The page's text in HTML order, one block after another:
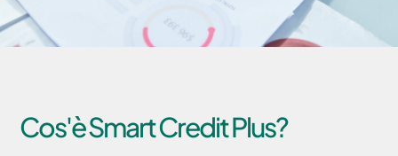
Cos'è Smart Credit Plus?